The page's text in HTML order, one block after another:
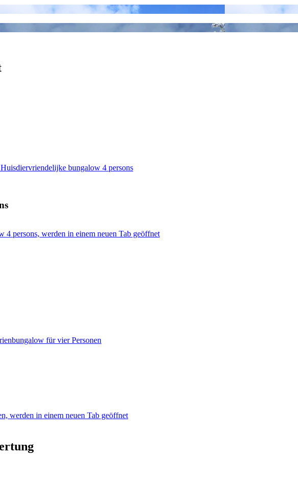
bungalow 4 persons
persons, werden in einem neuen Tab geöffnet
für vier Personen
werden in einem neuen Tab geöffnet